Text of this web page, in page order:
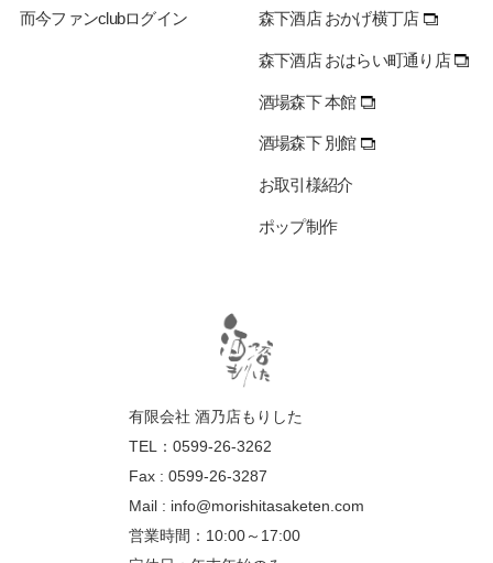
而今ファンclubログイン 森下酒店 おかげ横丁店
森下酒店 おはらい町通り店
酒場森下 本館
酒場森下 別館
お取引様紹介
ポップ制作
有限会社 酒乃店もりした
TEL：0599-26-3262
Fax : 0599-26-3287
Mail : info@morishitasaketen.com
営業時間：10:00～17:00